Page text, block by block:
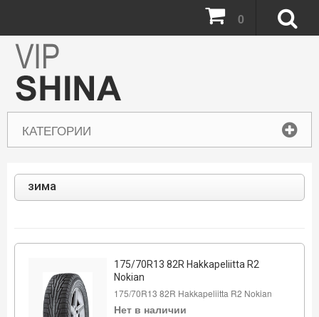
КАТЕГОРИИ
0
зима
175/70R13 82R Hakkapeliitta R2
Nokian
175/70R13 82R Hakkapeliitta R2 Nokian
Нет в наличии